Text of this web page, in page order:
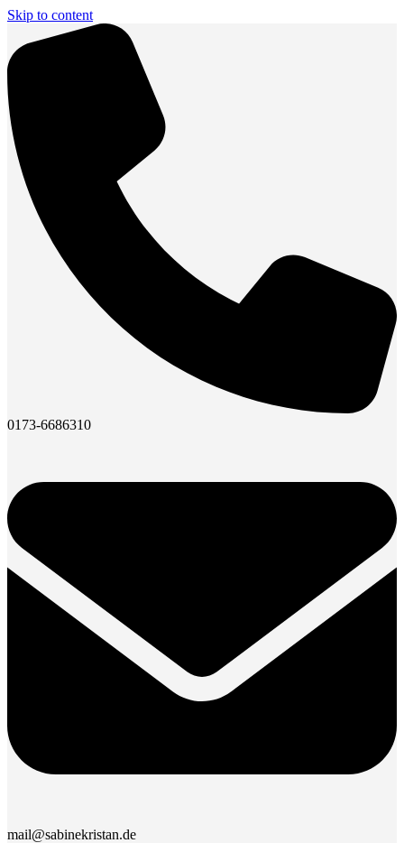
Skip to content
0173-6686310
mail@sabinekristan.de